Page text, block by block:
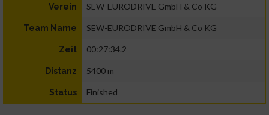
Verein SEW-EURODRIVE GmbH & Co KG
Team Name SEW-EURODRIVE GmbH & Co KG
Zeit 00:27:34.2
Distanz 5400 m
Status Finished